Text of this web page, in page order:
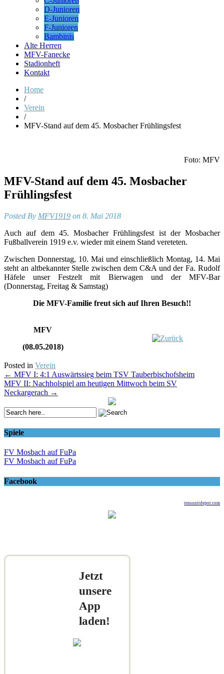
D-Junioren
E-Junioren
F-Junioren
Bambinis
Alte Herren
MFV-Fanecke
Stadionheft
Kontakt
Home
/
Verein
/
MFV-Stand auf dem 45. Mosbacher Frühlingsfest
Foto: MFV
MFV-Stand auf dem 45. Mosbacher
Frühlingsfest
Posted By MFV1919 on 8. Mai 2018
Auch auf dem 45. Mosbacher Frühlingsfest ist der Mosbacher
Fußballverein 1919 e.v. wieder mit einem Stand vereteten.
Zwischen Donnerstag, 10. Mai und einschließlich Montag, 14. Mai
steht an altbekannter Stelle zwischen dem C&A und der Fa. Rudolf
Häfele unser Festzelt mit Bierwagen und der MFV-Bar
(Donnerstag, Freitag & Samstag)
Die MFV-Familie freut sich auf Ihren Besuch!!
MFV
(08.05.2018)
Posted in Verein
Post
navigation
← MFV I: 4:1 Auswärtssieg beim TSV Tauberbischofsheim
MFV II: Nachholspiel am heutigen Mittwoch beim SV
Neckargerach →
Spiele
FV Mosbach auf FuPa
FV Mosbach auf FuPa
Facebook
tensunitdepot.com
Jetzt
unsere
App
laden!